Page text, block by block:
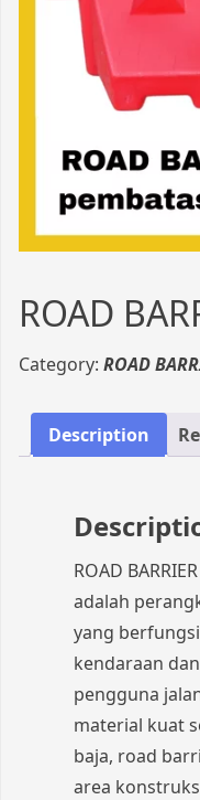
ROAD
Category: ROAD
Description
ROAD
adalah
yang
kendaraan
pengguna
material kuat
baja, road
area